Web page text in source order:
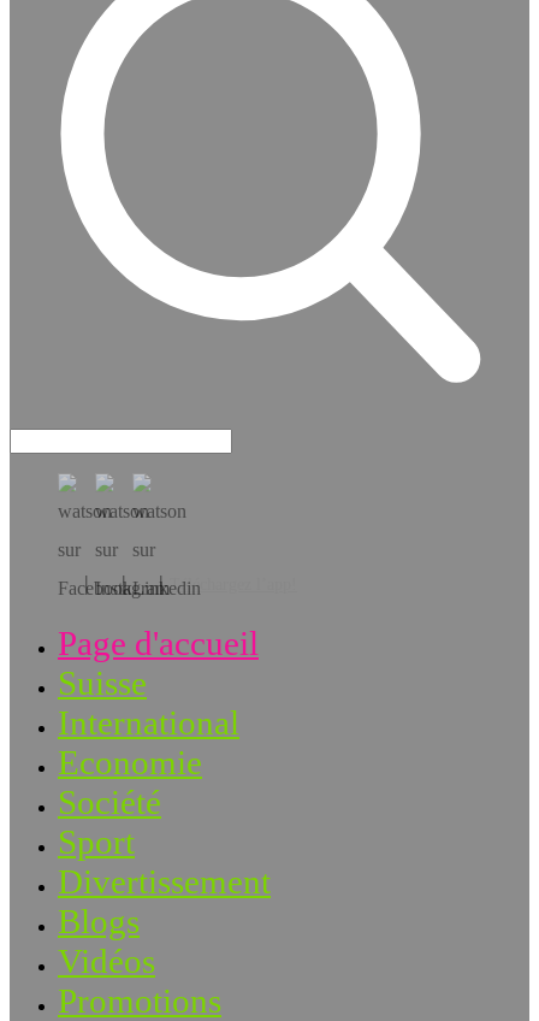
Téléchargez l’app!
Page d'accueil
Suisse
International
Economie
Société
Sport
Divertissement
Blogs
Vidéos
Promotions